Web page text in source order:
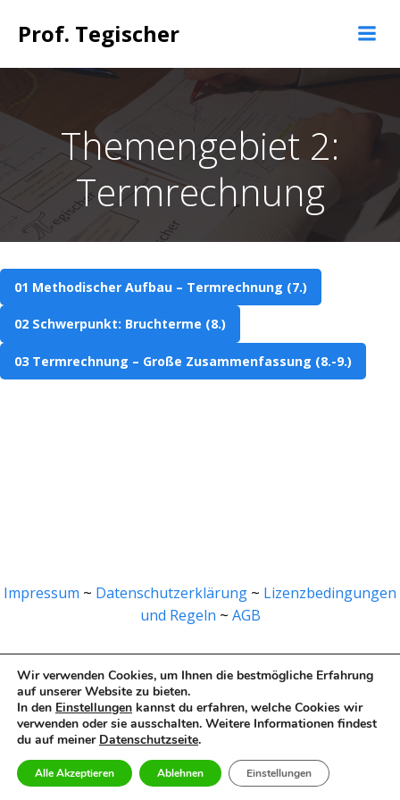
Prof. Tegischer
Themengebiet 2:
Termrechnung
01 Methodischer Aufbau – Termrechnung (7.)
02 Schwerpunkt: Bruchterme (8.)
03 Termrechnung – Große Zusammenfassung (8.-9.)
Impressum ~ Datenschutzerklärung ~ Lizenzbedingungen
und Regeln ~ AGB
© 2026 Prof. Tegischer. Created for free using
WordPress andColibri
Mitgliederbereich mitDigiMember
Wir verwenden Cookies, um Ihnen die bestmögliche Erfahrung
auf unserer Website zu bieten.
In den Einstellungen kannst du erfahren, welche Cookies wir
verwenden oder sie ausschalten. Weitere Informationen findest
du auf meiner Datenschutzseite.
Alle Akzeptieren Ablehnen Einstellungen